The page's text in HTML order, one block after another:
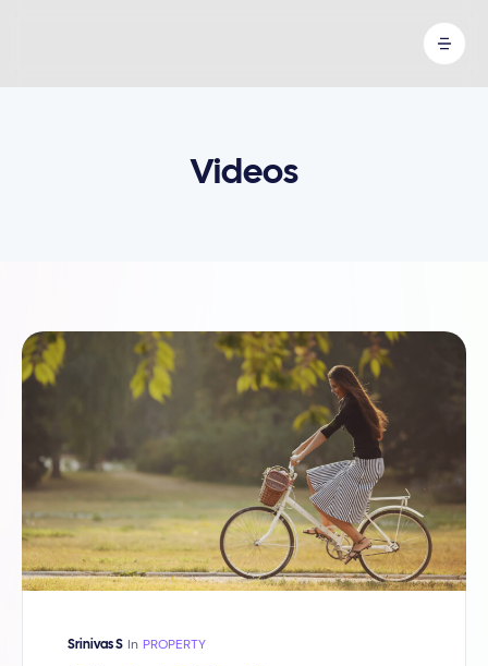
Videos
Srinivas S In PROPERTY